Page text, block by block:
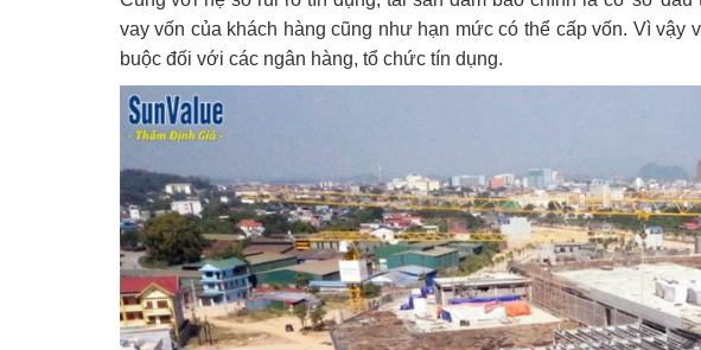
vay vốn của khách hàng cũng như hạn mức có thể cấp vốn. Vì vậy
buộc đối với các ngân hàng, tổ chức tín dụng.